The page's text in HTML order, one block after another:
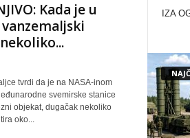
Kada je u
tvrdi da je na NASA-inom
svemirske stanice
objekat, dugačak nekoliko
oko...
IZA